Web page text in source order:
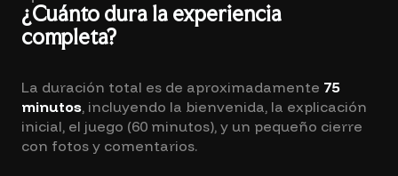
¿Cuánto dura la experiencia
completa?
La duración total es de aproximadamente 75
minutos, incluyendo la bienvenida, la explicación
inicial, el juego (60 minutos), y un pequeño cierre
con fotos y comentarios.